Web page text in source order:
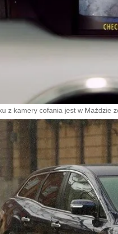
z kamery cofania jest w Maździe